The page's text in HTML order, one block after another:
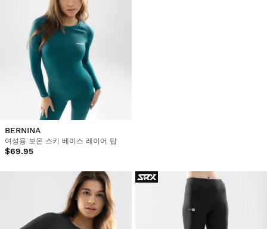
BERNINA
여성용 보온 스키 베이스 레이어 탑
$69.95